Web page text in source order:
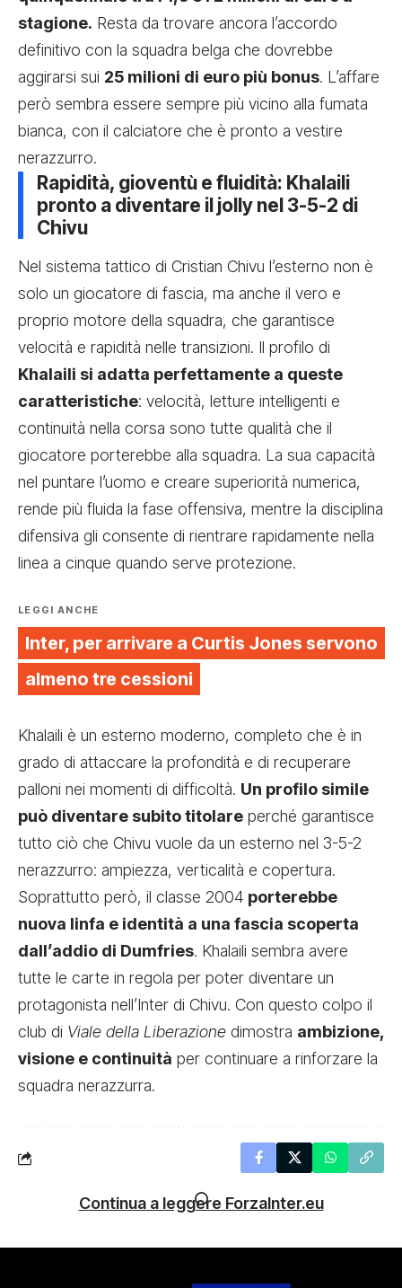
stagione. Resta da trovare ancora l’accordo
definitivo con la squadra belga che dovrebbe
aggirarsi sui 25 milioni di euro più bonus. L’affare
però sembra essere sempre più vicino alla fumata
bianca, con il calciatore che è pronto a vestire
nerazzurro.
Rapidità, gioventù e fluidità: Khalaili
pronto a diventare il jolly nel 3-5-2 di
Chivu
Nel sistema tattico di Cristian Chivu l’esterno non è
solo un giocatore di fascia, ma anche il vero e
proprio motore della squadra, che garantisce
velocità e rapidità nelle transizioni. Il profilo di
Khalaili si adatta perfettamente a queste
caratteristiche: velocità, letture intelligenti e
continuità nella corsa sono tutte qualità che il
giocatore porterebbe alla squadra. La sua capacità
nel puntare l’uomo e creare superiorità numerica,
rende più fluida la fase offensiva, mentre la disciplina
difensiva gli consente di rientrare rapidamente nella
linea a cinque quando serve protezione.
LEGGI ANCHE
Inter, per arrivare a Curtis Jones servono
almeno tre cessioni
Khalaili è un esterno moderno, completo che è in
grado di attaccare la profondità e di recuperare
palloni nei momenti di difficoltà. Un profilo simile
può diventare subito titolare perché garantisce
tutto ciò che Chivu vuole da un esterno nel 3-5-2
nerazzurro: ampiezza, verticalità e copertura.
Soprattutto però, il classe 2004 porterebbe
nuova linfa e identità a una fascia scoperta
dall’addio di Dumfries. Khalaili sembra avere
tutte le carte in regola per poter diventare un
protagonista nell’Inter di Chivu. Con questo colpo il
club di Viale della Liberazione dimostra ambizione,
visione e continuità per continuare a rinforzare la
squadra nerazzurra.
Continua a leggere ForzaInter.eu